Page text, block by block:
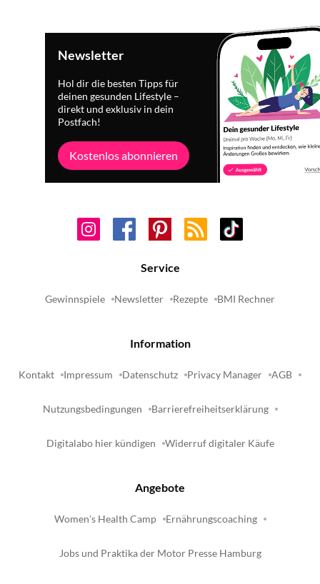
Newsletter
Hol dir die besten Tipps für
deinen gesunden Lifestyle –
direkt und exklusiv in dein
Postfach!
Kostenlos abonnieren
Service
Gewinnspiele Newsletter Rezepte BMI Rechner
Information
Kontakt Impressum Datenschutz Privacy Manager AGB
Nutzungsbedingungen Barrierefreiheitserklärung
Digitalabo hier kündigen Widerruf digitaler Käufe
Angebote
Women's Health Camp Ernährungscoaching
Jobs und Praktika der Motor Presse Hamburg